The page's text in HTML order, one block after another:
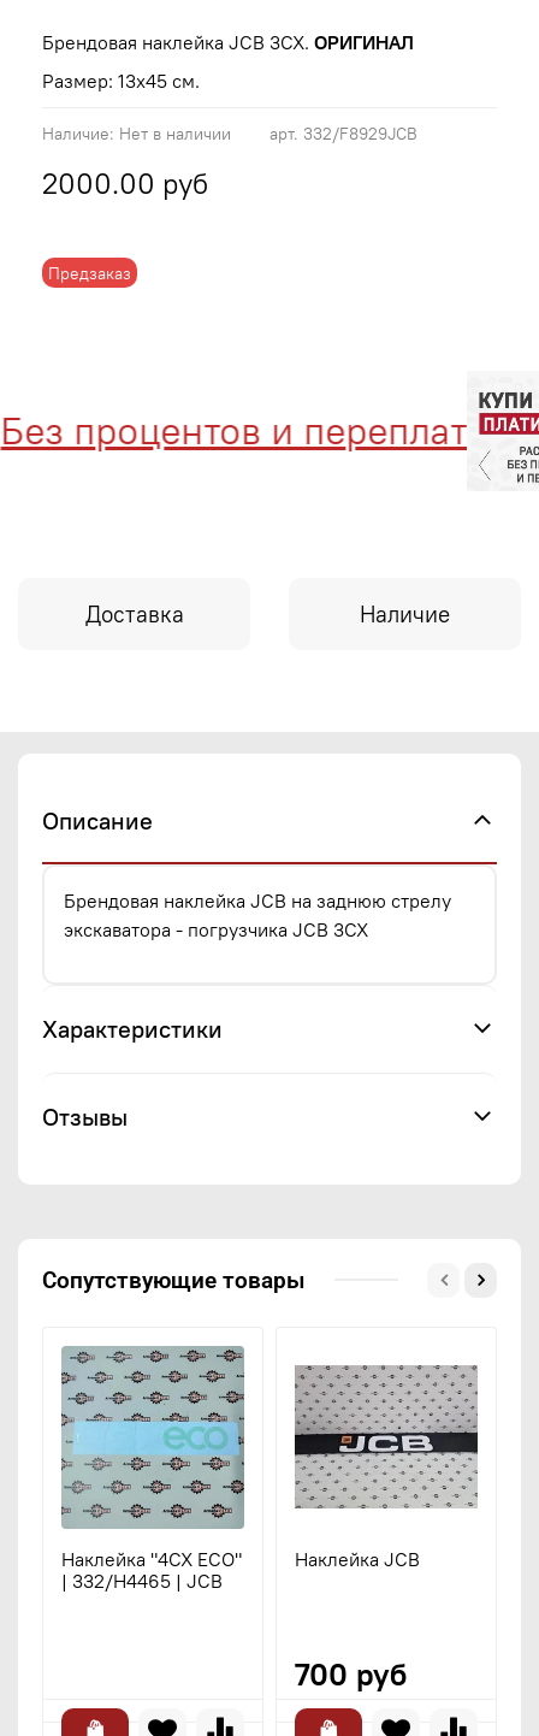
арт. 332/F8929JCB
Наличие: Нет в наличии
Предзаказ
2000.00 руб
Брендовая наклейка JCB 3CX. ОРИГИНАЛ
Размер: 13х45 см.
процентов и переплат
Доставка Наличие
Описание
Брендовая наклейка JCB на заднюю стрелу
экскаватора - погрузчика JCB 3CX
Характеристики
Отзывы
Сопутствующие товары
Наклейка "4CX ECO"
| 332/H4465 | JCB
Наклейка JCB
700 руб